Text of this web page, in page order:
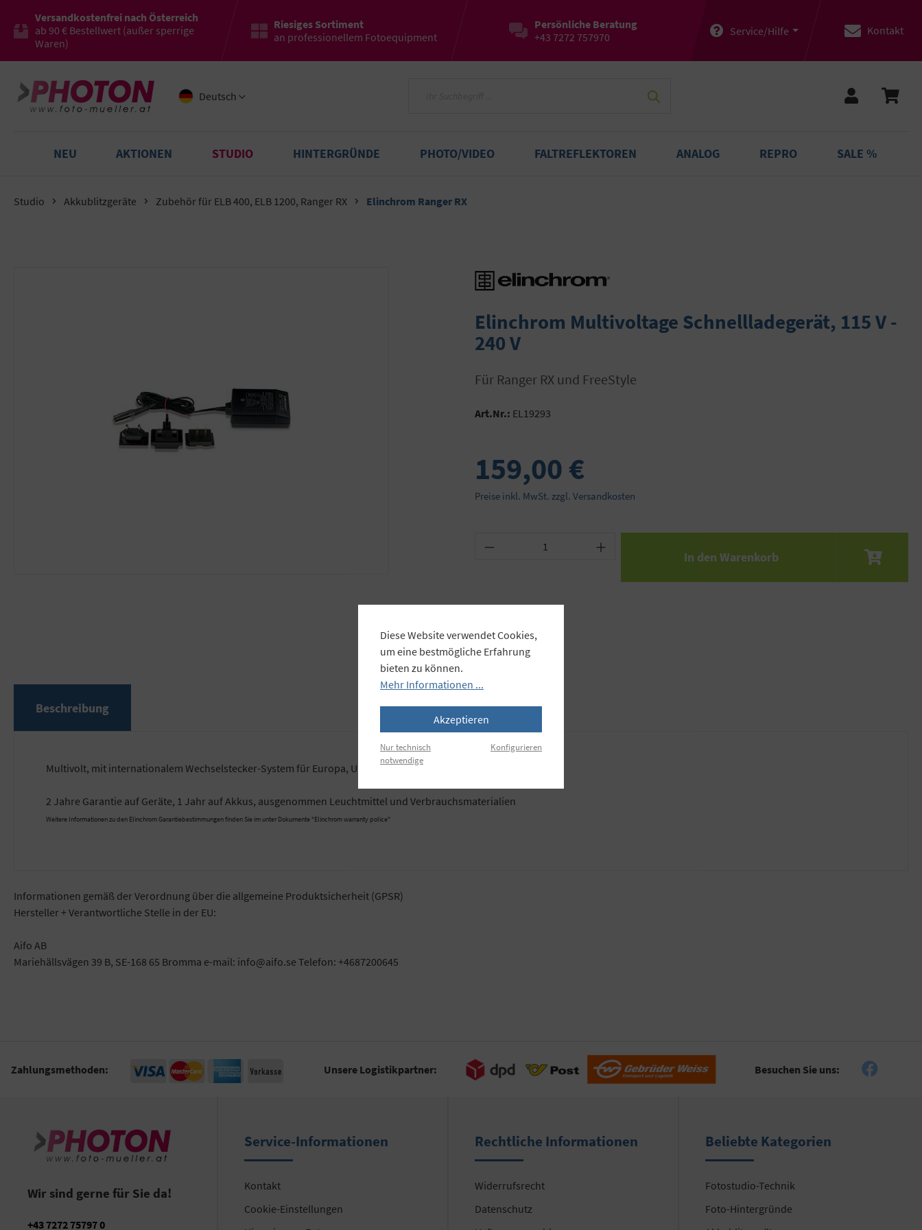
Versandkostenfrei nach Österreich
ab 90 € Bestellwert (außer sperrige
Waren)
Riesiges Sortiment
an professionellem Fotoequipment
Persönliche Beratung
+43 7272 757970
Service/Hilfe Kontakt
Deutsch
NEU AKTIONEN STUDIO HINTERGRÜNDE PHOTO/VIDEO FALTREFLEKTOREN ANALOG REPRO SALE %
Studio Akkublitzgeräte Zubehör für ELB 400, ELB 1200, Ranger RX Elinchrom Ranger RX
Elinchrom Multivoltage Schnellladegerät, 115 V -
240 V
für Ranger RX und FreeStyle
Art.Nr.: EL19293
159,00 €
Preise inkl. MwSt. zzgl. Versandkosten
Produkt Anzahl: Gib den gewünschten Wert ein oder benutze
In den Warenkorb
Beschreibung
Multivolt, mit internationalem Wechselstecker-System für Europa, UK, USA
2 Jahre Garantie auf Geräte, 1 Jahr auf Akkus, ausgenommen Leuchtmittel und Verbrauchsmaterialien
Weitere Informationen zu den Elinchrom Garantiebestimmungen finden Sie im unter Dokumente "Elinchrom warranty police"
Informationen gemäß der Verordnung über die allgemeine Produktsicherheit (GPSR)
Hersteller + Verantwortliche Stelle in der EU:
Aifo AB
Mariehällsvägen 39 B, SE-168 65 Bromma e-mail: info@aifo.se Telefon: +4687200645
Zahlungsmethoden: Unsere Logistikpartner: Besuchen Sie uns:
Wir sind gerne für Sie da!
+43 7272 75797 0
Service-Informationen
Kontakt
Cookie-Einstellungen
Rechtliche Informationen
Widerrufsrecht
Datenschutz
Beliebte Kategorien
Fotostudio-Technik
Foto-Hintergründe
Diese Website verwendet Cookies,
um eine bestmögliche Erfahrung
bieten zu können.
Mehr Informationen ...
Akzeptieren
Nur technisch
notwendige
Konfigurieren